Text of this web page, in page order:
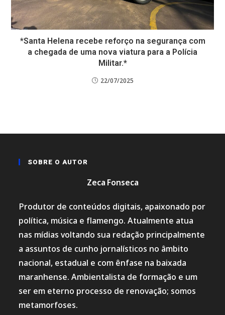
*Santa Helena recebe reforço na segurança com
a chegada de uma nova viatura para a Polícia
Militar.*
22/07/2025
SOBRE O AUTOR
Zeca Fonseca
Produtor de conteúdos digitais, apaixonado por
política, música e flamengo. Atualmente atua
nas mídias voltando sua redação principalmente
a assuntos de cunho jornalísticos no âmbito
nacional, estadual e com ênfase na baixada
maranhense. Ambientalista de formação e um
ser em eterno processo de renovação; somos
metamorfoses.